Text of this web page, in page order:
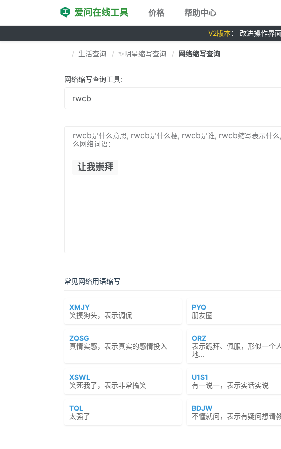
爱问在线工具 价格 帮助中心
V2版本： 改进操作界
生活查询 ✨明星缩写查询 网络缩写查询
网络缩写查询工具:
rwcb是什么意思, rwcb是什么梗, rwcb是谁, rwcb缩写表示什么,
么网络词语：
让我崇拜
常见网络用语缩写
XMJY
笑摸狗头，表示调侃
PYQ
朋友圈
ZQSG
真情实感，表示真实的感情投入
ORZ
表示跪拜、佩服，形似一个
地...
XSWL
笑死我了，表示非常搞笑
U1S1
有一说一，表示实话实说
TQL
太强了
BDJW
不懂就问，表示有疑问想请